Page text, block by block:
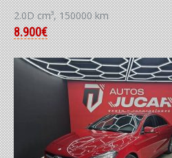
2.0D cm³, 150000 km
8.900€